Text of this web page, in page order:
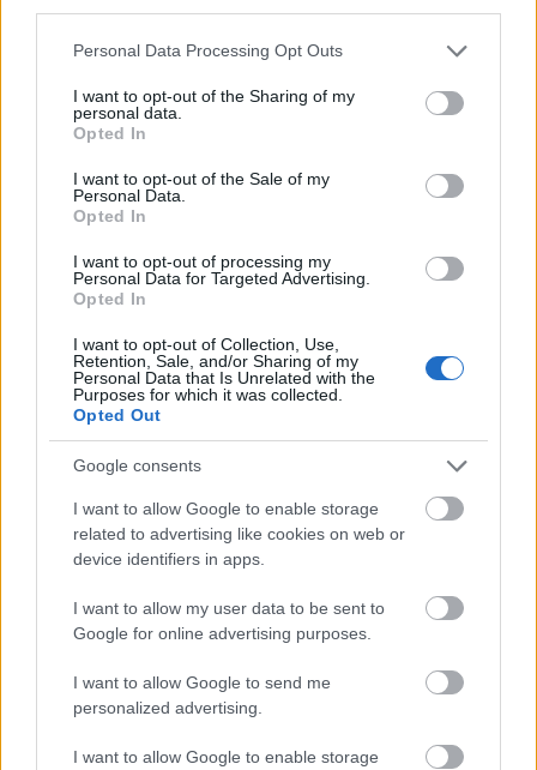
Please note that this website/app uses one or more Google
not limited to your visit or usage behaviour. You may click to
grant or deny consent to Google and its third-party tags to
use your data for below specified purposes in below Google
consent section.
Personal Data Processing Opt Outs
I want to opt-out of the Sharing of my
personal data.
Opted In
I want to opt-out of the Sale of my
Personal Data.
Opted In
I want to opt-out of processing my
Personal Data for Targeted Advertising.
Opted In
I want to opt-out of Collection, Use,
Retention, Sale, and/or Sharing of my
Personal Data that Is Unrelated with the
Purposes for which it was collected.
Opted Out
Google consents
I want to allow Google to enable storage
related to advertising like cookies on web or
device identifiers in apps.
I want to allow my user data to be sent to
Google for online advertising purposes.
I want to allow Google to send me
personalized advertising.
I want to allow Google to enable storage
Πηγή: ΑΠΕ - ΜΠΕ
Ακολουθήστε τοinsider.gr στο Google News
και μάθετε